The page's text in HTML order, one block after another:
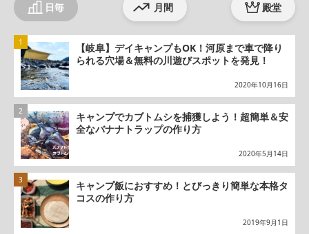
日毎 月間 殿堂
【岐阜】デイキャンプもOK！河原まで車で降り
られる穴場＆無料の川遊びスポットを発見！
2020年10月16日
キャンプでカブトムシを捕獲しよう！超簡単＆安
全なバナナトラップの作り方
2020年5月14日
キャンプ飯におすすめ！とびっきり簡単な本格タ
コスの作り方
2019年9月1日